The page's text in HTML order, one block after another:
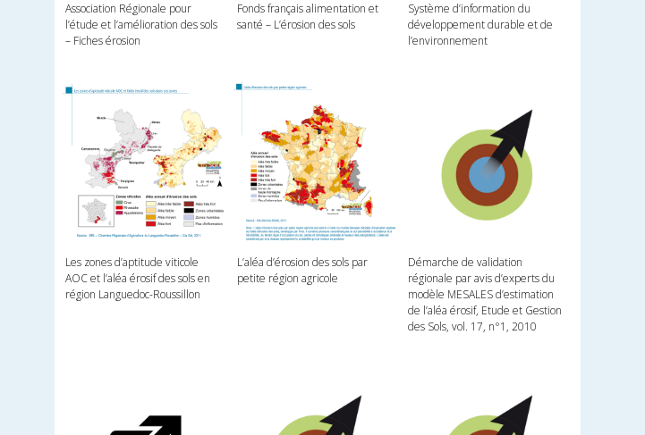
Association Régionale pour
l’étude et l’amélioration des sols
– Fiches érosion
Fonds français alimentation et
santé – L’érosion des sols
Système d’information du
développement durable et de
l’environnement
Les zones d’aptitude viticole
AOC et l’aléa érosif des sols en
région Languedoc-Roussillon
L’aléa d’érosion des sols par
petite région agricole
Démarche de validation
régionale par avis d’experts du
modèle MESALES d’estimation
de l’aléa érosif, Etude et Gestion
des Sols, vol. 17, n°1, 2010